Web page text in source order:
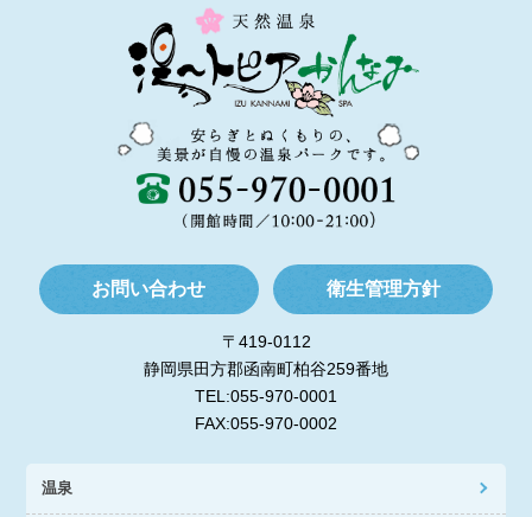
お問い合わせ 衛生管理方針
〒419-0112
静岡県田方郡函南町柏谷259番地
TEL:055-970-0001
FAX:055-970-0002
温泉